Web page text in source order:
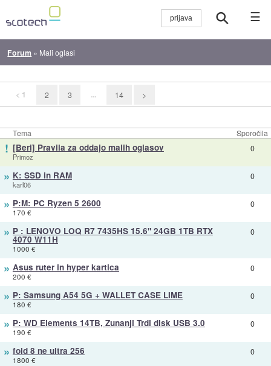
☰
Forum » Mali oglasi
< 1 2 3 ... 14 >
Tema Sporočila
! [Beri] Pravila za oddajo malih oglasov
Primoz
0
» K: SSD in RAM
karl06
0
» P:M: PC Ryzen 5 2600
170 €
0
» P : LENOVO LOQ R7 7435HS 15.6" 24GB 1TB RTX
4070 W11H
1000 €
0
» Asus ruter in hyper kartica
200 €
0
» P: Samsung A54 5G + WALLET CASE LIME
180 €
0
» P: WD Elements 14TB, Zunanji Trdi disk USB 3.0
190 €
0
» fold 8 ne ultra 256
1800 €
0